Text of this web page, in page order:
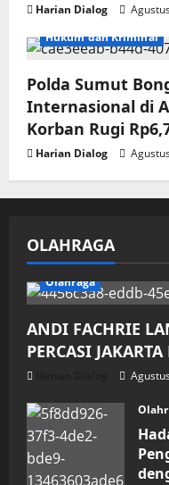
Harian Dialog
Hukum dan Kriminal
Polda Sumut
Internasional di
Korban Rugi
Harian Dialog
OLAHRAGA
Olahraga
ANDI FACHRIE
PERCASI